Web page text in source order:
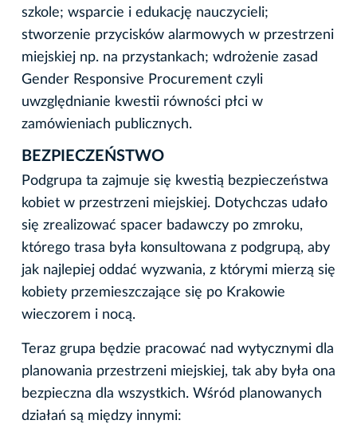
szkole; wsparcie i edukację nauczycieli;
stworzenie przycisków alarmowych w przestrzeni
miejskiej np. na przystankach; wdrożenie zasad
Gender Responsive Procurement czyli
uwzględnianie kwestii równości płci w
zamówieniach publicznych.
BEZPIECZEŃSTWO
Podgrupa ta zajmuje się kwestią bezpieczeństwa
kobiet w przestrzeni miejskiej. Dotychczas udało
się zrealizować spacer badawczy po zmroku,
którego trasa była konsultowana z podgrupą, aby
jak najlepiej oddać wyzwania, z którymi mierzą się
kobiety przemieszczające się po Krakowie
wieczorem i nocą.
Teraz grupa będzie pracować nad wytycznymi dla
planowania przestrzeni miejskiej, tak aby była ona
bezpieczna dla wszystkich. Wśród planowanych
działań są między innymi: